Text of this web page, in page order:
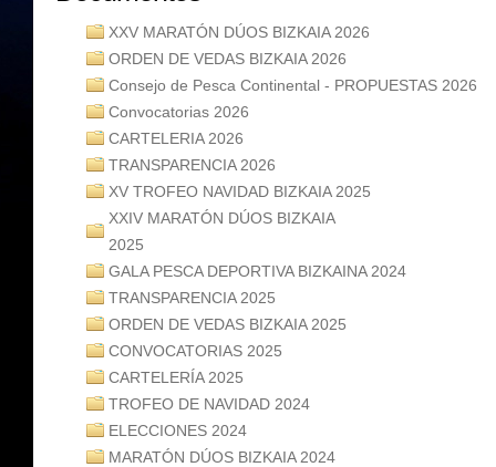
XXV MARATÓN DÚOS BIZKAIA 2026
ORDEN DE VEDAS BIZKAIA 2026
Consejo de Pesca Continental - PROPUESTAS 2026
Convocatorias 2026
CARTELERIA 2026
TRANSPARENCIA 2026
XV TROFEO NAVIDAD BIZKAIA 2025
XXIV MARATÓN DÚOS BIZKAIA
2025
GALA PESCA DEPORTIVA BIZKAINA 2024
TRANSPARENCIA 2025
ORDEN DE VEDAS BIZKAIA 2025
CONVOCATORIAS 2025
CARTELERÍA 2025
TROFEO DE NAVIDAD 2024
ELECCIONES 2024
MARATÓN DÚOS BIZKAIA 2024